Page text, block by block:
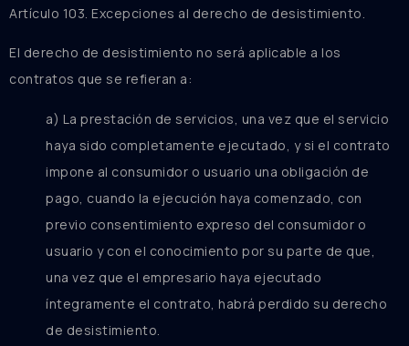
Artículo 103. Excepciones al derecho de desistimiento.
El derecho de desistimiento no será aplicable a los
contratos que se refieran a:
a) La prestación de servicios, una vez que el servicio
haya sido completamente ejecutado, y si el contrato
impone al consumidor o usuario una obligación de
pago, cuando la ejecución haya comenzado, con
previo consentimiento expreso del consumidor o
usuario y con el conocimiento por su parte de que,
una vez que el empresario haya ejecutado
íntegramente el contrato, habrá perdido su derecho
de desistimiento.